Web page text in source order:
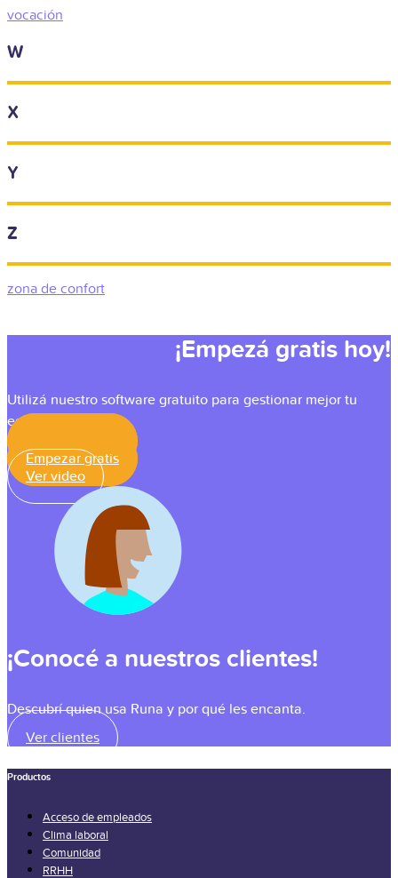
vocación
W
X
Y
Z
zona de confort
¡Empezá gratis hoy!
Utilizá nuestro software gratuito para gestionar mejor tu
equipo.
Empezar gratis
Ver video
¡Conocé a nuestros clientes!
Descubrí quien usa Runa y por qué les encanta.
Ver clientes
Productos
Acceso de empleados
Clima laboral
Comunidad
RRHH